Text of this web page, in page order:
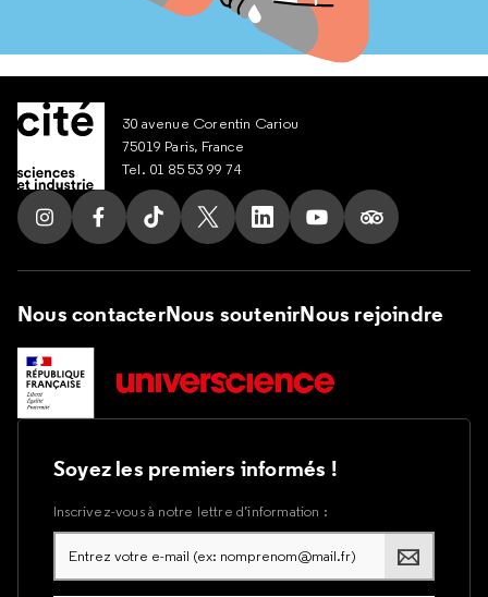
30 avenue Corentin Cariou
75019 Paris, France
Tel. 01 85 53 99 74
Suivez nous sur Instagram
Suivez nous sur Facebook
Suivez nous sur Tik Tok
Suivez nous sur X
Suivez nous sur LinkedIn
Suivez nous sur
Suivez nous
Nous contacterNous soutenirNous rejoindre
Soyez les premiers informés !
Inscrivez-vous à notre lettre d’information :